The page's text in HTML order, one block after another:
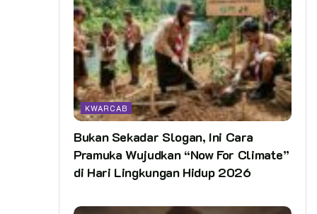
KWARCAB
Bukan Sekadar Slogan, Ini Cara
Pramuka Wujudkan “Now For Climate”
di Hari Lingkungan Hidup 2026